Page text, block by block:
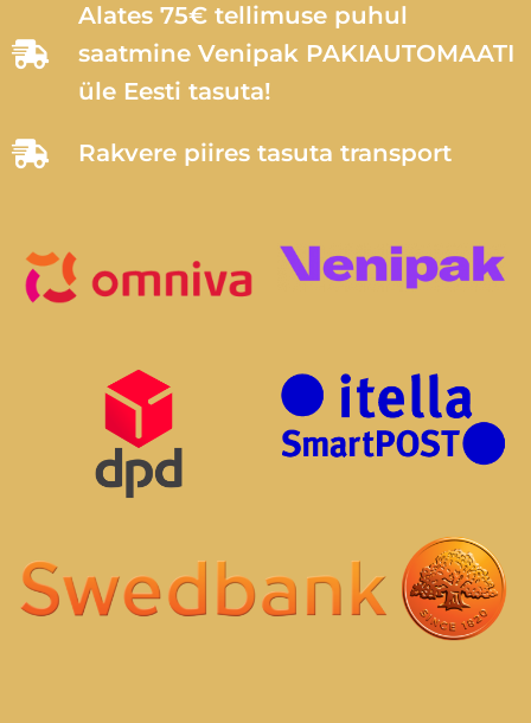
Alates 75€ tellimuse puhul
saatmine Venipak PAKIAUTOMAATI
üle Eesti tasuta!
Rakvere piires tasuta transport